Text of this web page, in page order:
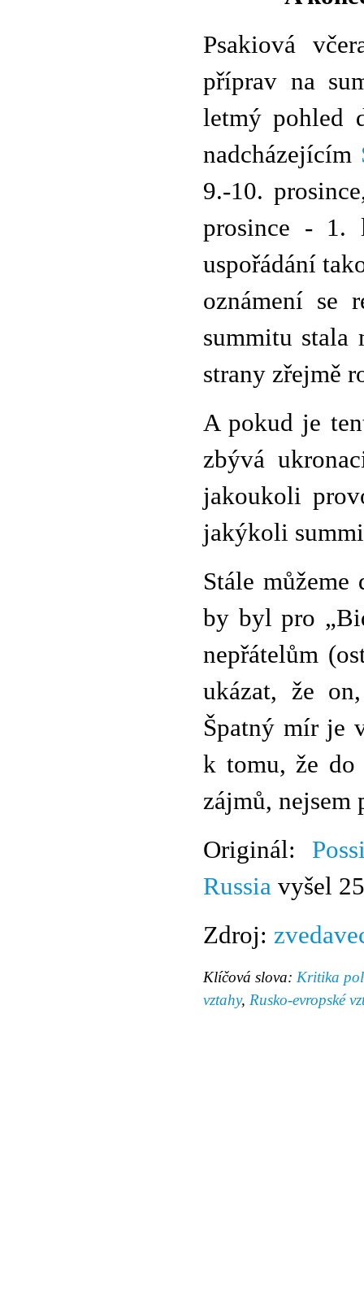
Psakiová
příprav na
letmý pohled
nadcházejícím
9.-10.
prosince - 1.
uspořádání
oznámení se
summitu stala
strany zřejmě
A pokud je
zbývá
jakoukoli
jakýkoli
Stále
by byl pro
nepřátelům
ukázat, že
Špatný mír je
k tomu, že do
zájmů,
Originál:
Russia vyšel
Zdroj:
Klíčová slova: Kritika
vztahy, Rusko-evropské